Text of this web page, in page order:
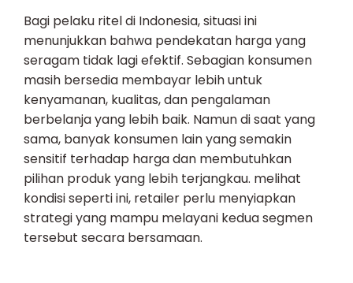
Bagi pelaku ritel di Indonesia, situasi ini
menunjukkan bahwa pendekatan harga yang
seragam tidak lagi efektif. Sebagian konsumen
masih bersedia membayar lebih untuk
kenyamanan, kualitas, dan pengalaman
berbelanja yang lebih baik. Namun di saat yang
sama, banyak konsumen lain yang semakin
sensitif terhadap harga dan membutuhkan
pilihan produk yang lebih terjangkau. melihat
kondisi seperti ini, retailer perlu menyiapkan
strategi yang mampu melayani kedua segmen
tersebut secara bersamaan.